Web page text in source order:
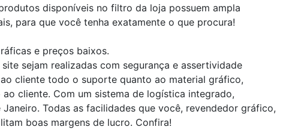
disponíveis no filtro da loja possuem ampla
para que você tenha exatamente o que procura!
e preços baixos.
sejam realizadas com segurança e assertividade
cliente todo o suporte quanto ao material gráfico,
cliente. Com um sistema de logística integrado,
Todas as facilidades que você, revendedor gráfico,
boas margens de lucro. Confira!